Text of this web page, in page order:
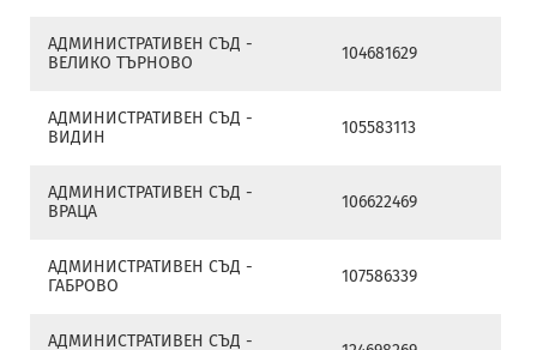
АДМИНИСТРАТИВЕН СЪД -
ВЕЛИКО ТЪРНОВО
104681629
АДМИНИСТРАТИВЕН СЪД -
ВИДИН
105583113
АДМИНИСТРАТИВЕН СЪД -
ВРАЦА
106622469
АДМИНИСТРАТИВЕН СЪД -
ГАБРОВО
107586339
АДМИНИСТРАТИВЕН СЪД -